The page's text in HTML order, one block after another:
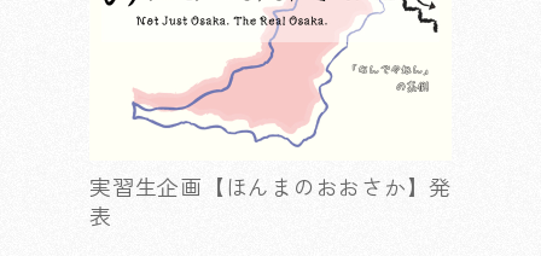
実習生企画【ほんまのおおさか】発
表